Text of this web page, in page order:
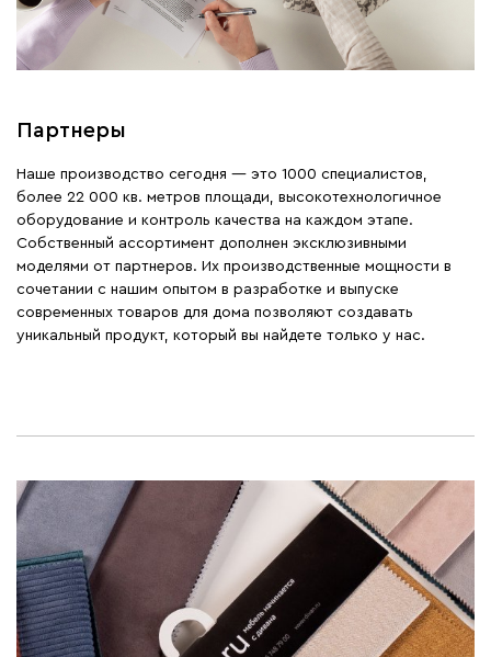
Партнеры
Наше производство сегодня — это 1000 специалистов,
более 22 000 кв. метров площади, высокотехнологичное
оборудование и контроль качества на каждом этапе.
Собственный ассортимент дополнен эксклюзивными
моделями от партнеров. Их производственные мощности в
сочетании с нашим опытом в разработке и выпуске
современных товаров для дома позволяют создавать
уникальный продукт, который вы найдете только у нас.